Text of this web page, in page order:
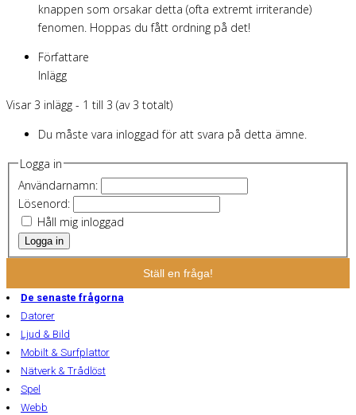
knappen som orsakar detta (ofta extremt irriterande)
fenomen. Hoppas du fått ordning på det!
Författare
Inlägg
Visar 3 inlägg - 1 till 3 (av 3 totalt)
Du måste vara inloggad för att svara på detta ämne.
Logga in
Användarnamn:
Lösenord:
Håll mig inloggad
Logga in
Ställ en fråga!
De senaste frågorna
Datorer
Ljud & Bild
Mobilt & Surfplattor
Nätverk & Trådlöst
Spel
Webb